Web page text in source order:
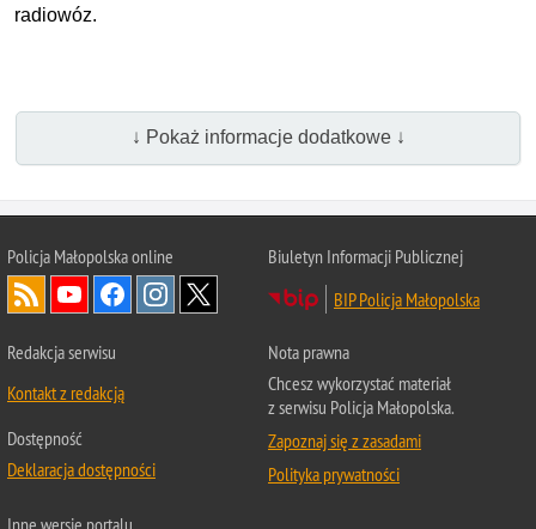
radiowóz.
↓ Pokaż informacje dodatkowe ↓
Policja Małopolska online
Biuletyn Informacji Publicznej
BIP Policja Małopolska
Redakcja serwisu
Kontakt z redakcją
Dostępność
Deklaracja dostępności
Nota prawna
Chcesz wykorzystać materiał
z serwisu Policja Małopolska.
Zapoznaj się z zasadami
Polityka prywatności
Inne wersje portalu